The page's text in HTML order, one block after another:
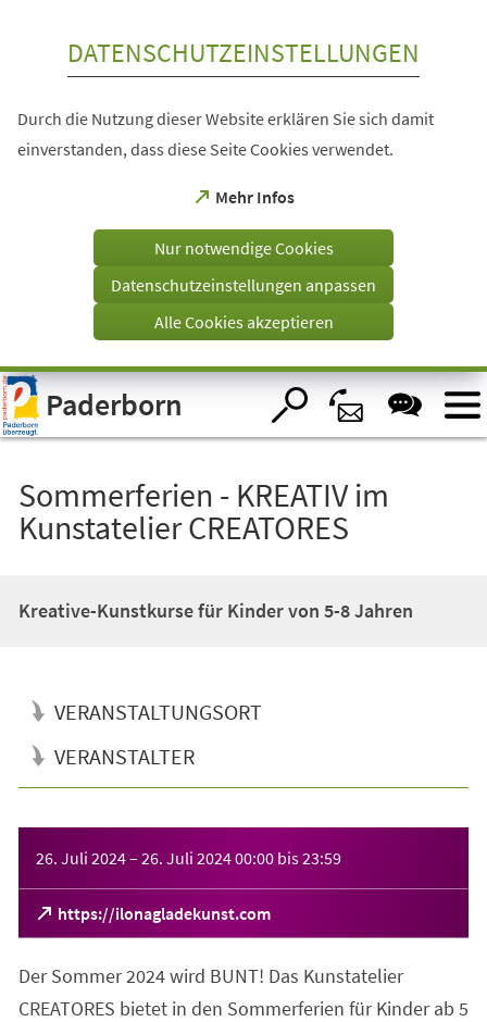
Visuelle
Assistenzsoftware
öffnen.
DATENSCHUTZEINSTELLUNGEN
Durch die Nutzung dieser Website erklären Sie sich damit
einverstanden, dass diese Seite Cookies verwendet.
Mehr Infos
(Öffnet
einem
Tab)
Nur notwendige Cookies
Datenschutzeinstellungen anpassen
Alle Cookies akzeptieren
Paderborn
Sommerferien - KREATIV im
Kunstatelier CREATORES
Kreative-Kunstkurse für Kinder von 5-8 Jahren
VERANSTALTUNGSORT
VERANSTALTER
26. Juli 2024– 26. Juli 202400:00 bis23:59
https://ilonagladekunst.com
(Öffnet
in
neuen
Tab)
Der Sommer 2024 wird BUNT! Das Kunstatelier
CREATORES bietet in den Sommerferien für Kinder ab 5